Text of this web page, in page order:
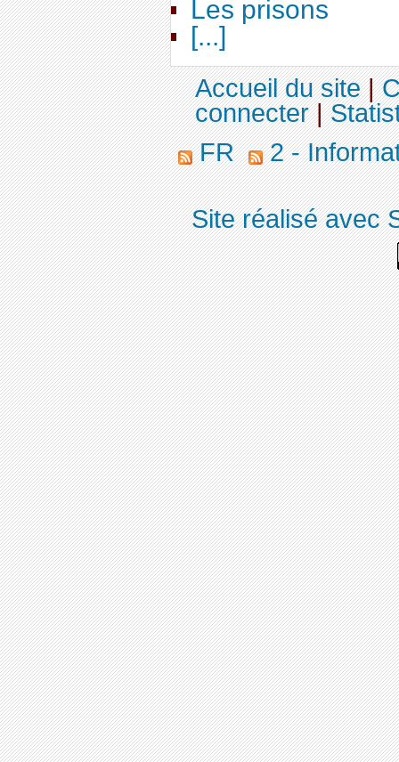
Les prisons
[...]
Accueil du site|
connecter|
FR
2 -
Site réalisé avec